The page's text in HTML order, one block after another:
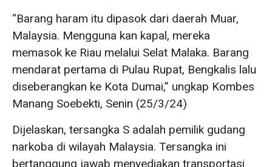
“Barang haram itu dipasok dari daerah Muar,
Malaysia. Mengguna kan kapal, mereka
memasok ke Riau melalui Selat Malaka. Barang
mendarat pertama di Pulau Rupat, Bengkalis lalu
diseberangkan ke Kota Dumai,” ungkap Kombes
Manang Soebekti, Senin (25/3/24)
Dijelaskan, tersangka S adalah pemilik gudang
narkoba di wilayah Malaysia. Tersangka ini
bertanggung jawab menyediakan transportasi